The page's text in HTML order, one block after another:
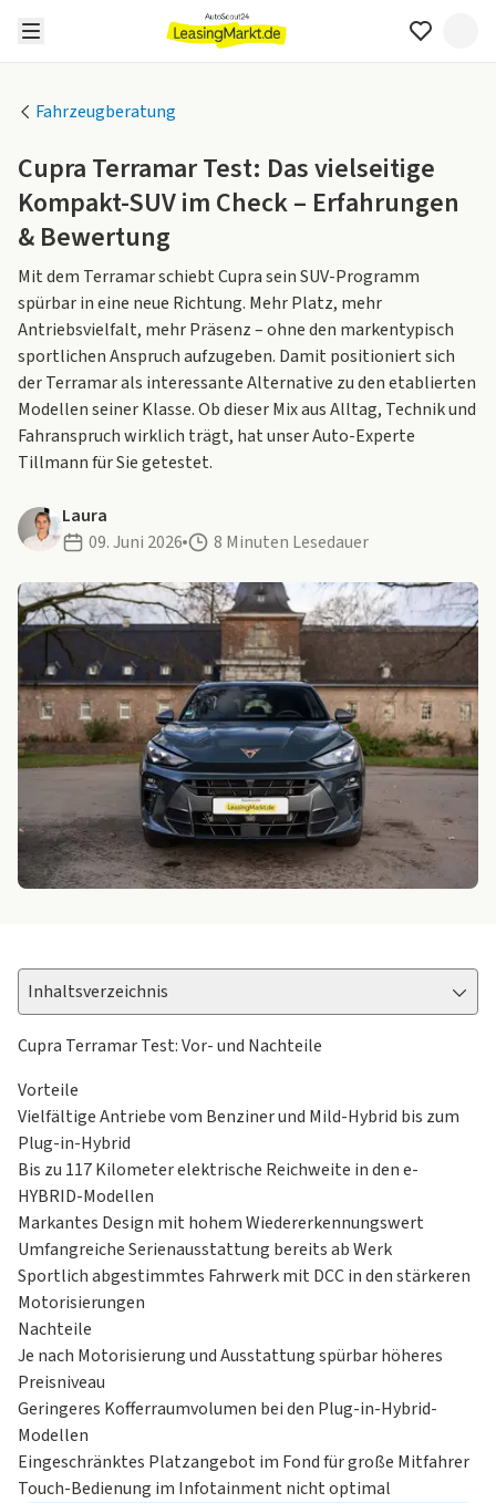
Fahrzeugberatung
Cupra Terramar Test: Das vielseitige
Kompakt-SUV im Check – Erfahrungen
& Bewertung
Mit dem Terramar schiebt Cupra sein SUV-Programm
spürbar in eine neue Richtung. Mehr Platz, mehr
Antriebsvielfalt, mehr Präsenz – ohne den markentypisch
sportlichen Anspruch aufzugeben. Damit positioniert sich
der Terramar als interessante Alternative zu den etablierten
Modellen seiner Klasse. Ob dieser Mix aus Alltag, Technik und
Fahranspruch wirklich trägt, hat unser Auto-Experte
Tillmann für Sie getestet.
Laura
09. Juni 2026
8 Minuten Lesedauer
Inhaltsverzeichnis
Cupra Terramar Test: Vor- und Nachteile
Vorteile
Vielfältige Antriebe vom Benziner und Mild-Hybrid bis zum
Plug-in-Hybrid
Bis zu 117 Kilometer elektrische Reichweite in den e-
HYBRID-Modellen
Markantes Design mit hohem Wiedererkennungswert
Umfangreiche Serienausstattung bereits ab Werk
Sportlich abgestimmtes Fahrwerk mit DCC in den stärkeren
Motorisierungen
Nachteile
Je nach Motorisierung und Ausstattung spürbar höheres
Preisniveau
Geringeres Kofferraumvolumen bei den Plug-in-Hybrid-
Modellen
Eingeschränktes Platzangebot im Fond für große Mitfahrer
Touch-Bedienung im Infotainment nicht optimal